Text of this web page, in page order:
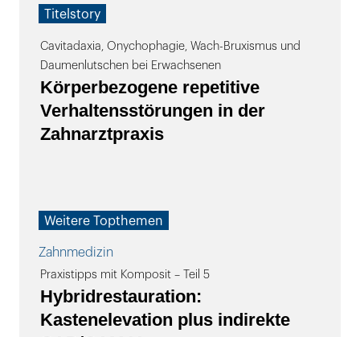
Titelstory
Cavitadaxia, Onychophagie, Wach-Bruxismus und
Daumenlutschen bei Erwachsenen
Körperbezogene repetitive
Verhaltens­störungen in der
Zahnarztpraxis
Weitere Topthemen
Zahnmedizin
Praxistipps mit Komposit – Teil 5
Hybridrestauration:
Kastenelevation plus indirekte